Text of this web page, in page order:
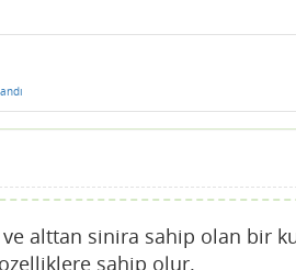
alttan sinira sahip olan bir
sahip olur.